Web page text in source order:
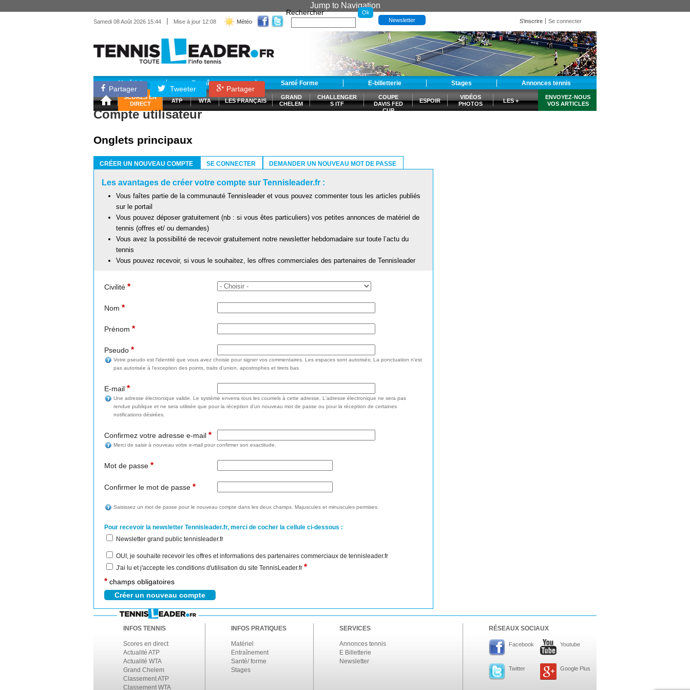
Jump to Navigation
Samedi 08 Août 2026 15:44 | Mise à jour 12:08 Météo
Rechercher
Newsletter S'inscrire Se connecter
Matériel Entraînement Santé Forme E-billetterie Stages Annonces tennis
SCORES EN
DIRECT
ATP WTA LES FRANÇAIS
GRAND
CHELEM
CHALLENGER
S ITF
COUPE
DAVIS FED
CUP
ESPOIR
VIDÉOS
PHOTOS
LES +
ENVOYEZ-NOUS
VOS ARTICLES
Partager Tweeter Partager
Compte utilisateur
Onglets principaux
CRÉER UN NOUVEAU COMPTE
SE CONNECTER DEMANDER UN NOUVEAU MOT DE PASSE
Les avantages de créer votre compte sur Tennisleader.fr :
Vous faîtes partie de la communauté Tennisleader et vous pouvez commenter tous les articles publiés
sur le portail
Vous pouvez déposer gratuitement (nb : si vous êtes particuliers) vos petites annonces de matériel de
tennis (offres et/ ou demandes)
Vous avez la possibilité de recevoir gratuitement notre newsletter hebdomadaire sur toute l’actu du
tennis
Vous pouvez recevoir, si vous le souhaitez, les offres commerciales des partenaires de Tennisleader
Civilité *
Nom *
Prénom *
Pseudo *
Votre pseudo est l'identité que vous avez choisie pour signer vos commentaires. Les espaces sont autorisés; La ponctuation n'est
pas autorisée à l'exception des points, traits d'union, apostrophes et tirets bas.
E-mail *
Une adresse électronique valide. Le système enverra tous les courriels à cette adresse. L'adresse électronique ne sera pas
rendue publique et ne sera utilisée que pour la réception d'un nouveau mot de passe ou pour la réception de certaines
notifications désirées.
Confirmez votre adresse e-mail *
Merci de saisir à nouveau votre e-mail pour confirmer son exactitude.
Mot de passe *
Confirmer le mot de passe *
Saisissez un mot de passe pour le nouveau compte dans les deux champs. Majuscules et minuscules permises.
Pour recevoir la newsletter Tennisleader.fr, merci de cocher la cellule ci-dessous :
Newsletter grand public tennisleader.fr
OUI, je souhaite recevoir les offres et informations des partenaires commerciaux de tennisleader.fr
J'ai lu et j'accepte les conditions d'utilisation du site TennisLeader.fr *
* champs obligatoires
INFOS TENNIS
Scores en direct
Actualité ATP
Actualité WTA
Grand Chelem
Classement ATP
Classement WTA
INFOS PRATIQUES
Matériel
Entraînement
Santé/ forme
Stages
SERVICES
Annonces tennis
E Billetterie
Newsletter
RÉSEAUX SOCIAUX
Facebook Youtube
Twitter Google Plus